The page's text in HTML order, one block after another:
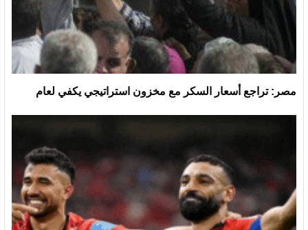
مصر: تراجع أسعار السكر مع مخزون استراتيجي يكفي لعام